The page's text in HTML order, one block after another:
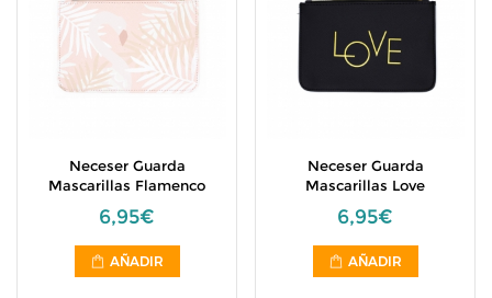
Neceser Guarda
Mascarillas Flamenco
6,95€
AÑADIR
Neceser Guarda
Mascarillas Love
6,95€
AÑADIR